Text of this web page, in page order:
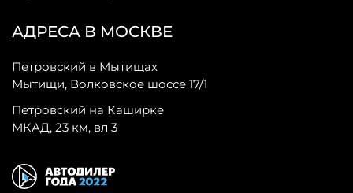
АДРЕСА В МОСКВЕ
Петровский в Мытищах
Мытищи, Волковское шоссе 17/1
Петровский на Каширке
МКАД, 23 км, вл 3